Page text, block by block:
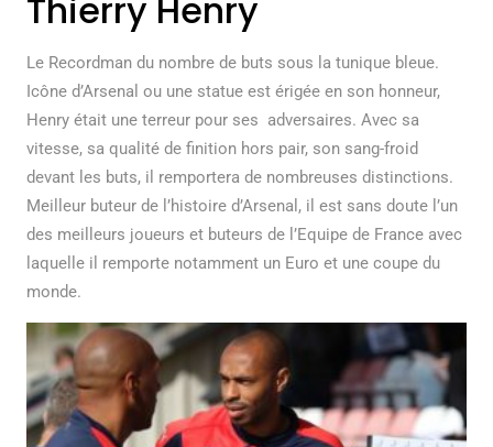
Thierry Henry
Le Recordman du nombre de buts sous la tunique bleue.
Icône d’Arsenal ou une statue est érigée en son honneur,
Henry était une terreur pour ses adversaires. Avec sa
vitesse, sa qualité de finition hors pair, son sang-froid
devant les buts, il remportera de nombreuses distinctions.
Meilleur buteur de l’histoire d’Arsenal, il est sans doute l’un
des meilleurs joueurs et buteurs de l’Equipe de France avec
laquelle il remporte notamment un Euro et une coupe du
monde.